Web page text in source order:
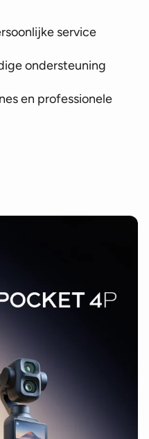
service
ondersteuning
en professionele